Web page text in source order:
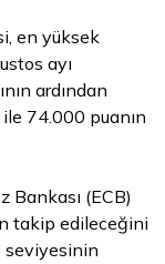
en yüksek
ayı
ardından
ile 74.000 puanın
Bankası (ECB)
takip edileceğini
seviyesinin